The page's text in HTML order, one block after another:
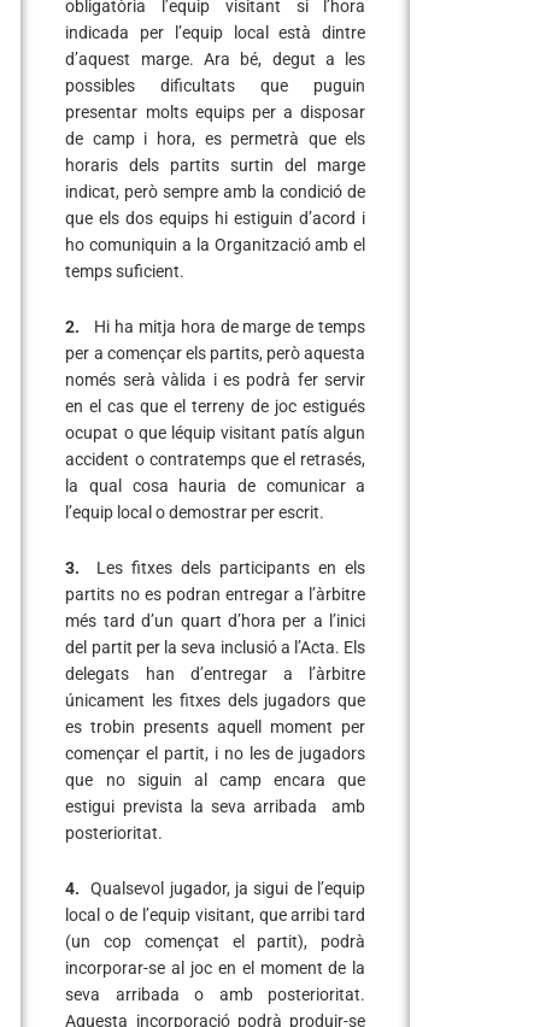
obligatòria l’equip visitant si l’hora
indicada per l’equip local està dintre
d’aquest marge. Ara bé, degut a les
possibles dificultats que puguin
presentar molts equips per a disposar
de camp i hora, es permetrà que els
horaris dels partits surtin del marge
indicat, però sempre amb la condició de
que els dos equips hi estiguin d’acord i
ho comuniquin a la Organització amb el
temps suficient.
2. Hi ha mitja hora de marge de temps
per a començar els partits, però aquesta
només serà vàlida i es podrà fer servir
en el cas que el terreny de joc estigués
ocupat o que léquip visitant patís algun
accident o contratemps que el retrasés,
la qual cosa hauria de comunicar a
l’equip local o demostrar per escrit.
3. Les fitxes dels participants en els
partits no es podran entregar a l’àrbitre
més tard d’un quart d’hora per a l’inici
del partit per la seva inclusió a l’Acta. Els
delegats han d’entregar a l’àrbitre
únicament les fitxes dels jugadors que
es trobin presents aquell moment per
començar el partit, i no les de jugadors
que no siguin al camp encara que
estigui prevista la seva arribada amb
posterioritat.
4. Qualsevol jugador, ja sigui de l’equip
local o de l’equip visitant, que arribi tard
(un cop començat el partit), podrà
incorporar-se al joc en el moment de la
seva arribada o amb posterioritat.
Aquesta incorporació podrà produir-se